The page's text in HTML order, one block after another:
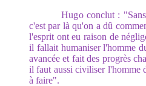
Hugo conclut : "Sans
c'est par là qu'on a dû
l'esprit ont eu raison de
il fallait humaniser l'homme
avancée et fait des progrès
il faut aussi civiliser l'homme
à faire".